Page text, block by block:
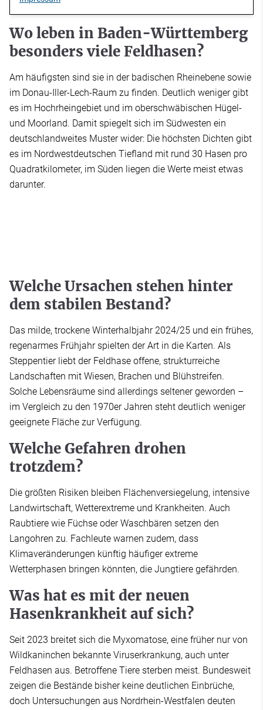
Wo leben in Baden-Württemberg
besonders viele Feldhasen?
Am häufigsten sind sie in der badischen Rheinebene sowie
im Donau-Iller-Lech-Raum zu finden. Deutlich weniger gibt
es im Hochrheingebiet und im oberschwäbischen Hügel-
und Moorland. Damit spiegelt sich im Südwesten ein
deutschlandweites Muster wider: Die höchsten Dichten gibt
es im Nordwestdeutschen Tiefland mit rund 30 Hasen pro
Quadratkilometer, im Süden liegen die Werte meist etwas
darunter.
Welche Ursachen stehen hinter
dem stabilen Bestand?
Das milde, trockene Winterhalbjahr 2024/25 und ein frühes,
regenarmes Frühjahr spielten der Art in die Karten. Als
Steppentier liebt der Feldhase offene, strukturreiche
Landschaften mit Wiesen, Brachen und Blühstreifen.
Solche Lebensräume sind allerdings seltener geworden –
im Vergleich zu den 1970er Jahren steht deutlich weniger
geeignete Fläche zur Verfügung.
Welche Gefahren drohen
trotzdem?
Die größten Risiken bleiben Flächenversiegelung, intensive
Landwirtschaft, Wetterextreme und Krankheiten. Auch
Raubtiere wie Füchse oder Waschbären setzen den
Langohren zu. Fachleute warnen zudem, dass
Klimaveränderungen künftig häufiger extreme
Wetterphasen bringen könnten, die Jungtiere gefährden.
Was hat es mit der neuen
Hasenkrankheit auf sich?
Seit 2023 breitet sich die Myxomatose, eine früher nur von
Wildkaninchen bekannte Viruserkrankung, auch unter
Feldhasen aus. Betroffene Tiere sterben meist. Bundesweit
zeigen die Bestände bisher keine deutlichen Einbrüche,
doch Untersuchungen aus Nordrhein-Westfalen deuten